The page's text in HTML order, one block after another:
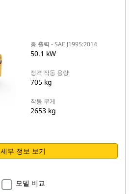
총 출력 - SAE J1995:2014
50.1 kW
정격 작동 용량
705 kg
작동 무게
2653 kg
세부 정보 보기
모델 비교